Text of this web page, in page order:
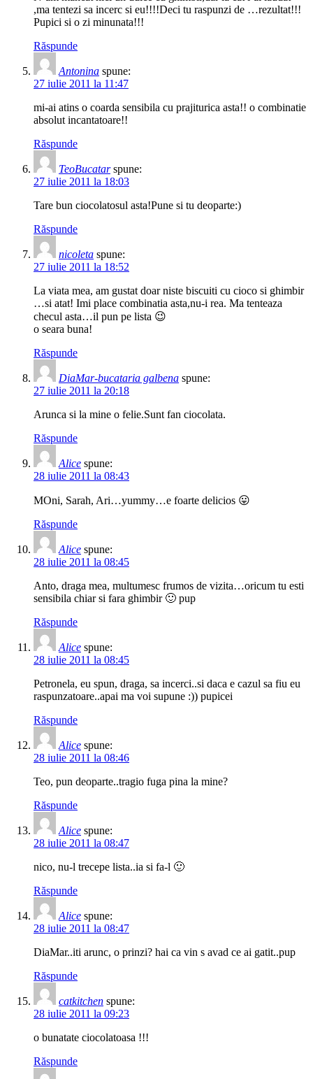
,ma tentezi sa incerc si eu!!!!Deci tu raspunzi de …rezultat!!!
Pupici si o zi minunata!!!
Răspunde
Antonina spune:
27 iulie 2011 la 11:47
mi-ai atins o coarda sensibila cu prajiturica asta!! o combinatie
absolut incantatoare!!
Răspunde
TeoBucatar spune:
27 iulie 2011 la 18:03
Tare bun ciocolatosul asta!Pune si tu deoparte:)
Răspunde
nicoleta spune:
27 iulie 2011 la 18:52
La viata mea, am gustat doar niste biscuiti cu cioco si ghimbir
…si atat! Imi place combinatia asta,nu-i rea. Ma tenteaza
checul asta…il pun pe lista 😉
o seara buna!
Răspunde
DiaMar-bucataria galbena spune:
27 iulie 2011 la 20:18
Arunca si la mine o felie.Sunt fan ciocolata.
Răspunde
Alice spune:
28 iulie 2011 la 08:43
MOni, Sarah, Ari…yummy…e foarte delicios 😛
Răspunde
Alice spune:
28 iulie 2011 la 08:45
Anto, draga mea, multumesc frumos de vizita…oricum tu esti
sensibila chiar si fara ghimbir 🙂 pup
Răspunde
Alice spune:
28 iulie 2011 la 08:45
Petronela, eu spun, draga, sa incerci..si daca e cazul sa fiu eu
raspunzatoare..apai ma voi supune :)) pupicei
Răspunde
Alice spune:
28 iulie 2011 la 08:46
Teo, pun deoparte..tragio fuga pina la mine?
Răspunde
Alice spune:
28 iulie 2011 la 08:47
nico, nu-l trecepe lista..ia si fa-l 🙂
Răspunde
Alice spune:
28 iulie 2011 la 08:47
DiaMar..iti arunc, o prinzi? hai ca vin s avad ce ai gatit..pup
Răspunde
catkitchen spune:
28 iulie 2011 la 09:23
o bunatate ciocolatoasa !!!
Răspunde